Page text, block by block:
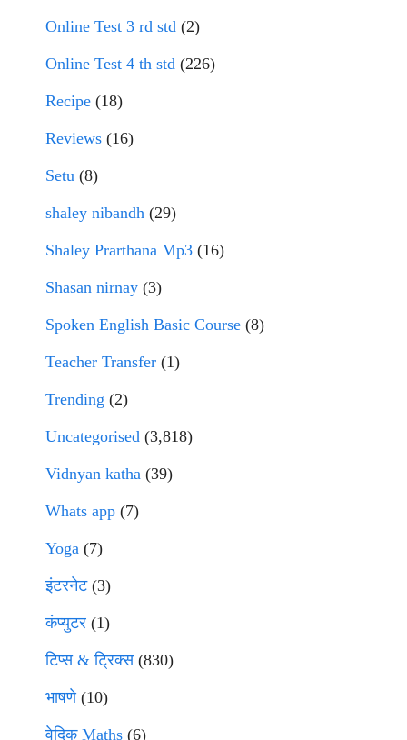
Online Test 3 rd std (2)
Online Test 4 th std (226)
Recipe (18)
Reviews (16)
Setu (8)
shaley nibandh (29)
Shaley Prarthana Mp3 (16)
Shasan nirnay (3)
Spoken English Basic Course (8)
Teacher Transfer (1)
Trending (2)
Uncategorised (3,818)
Vidnyan katha (39)
Whats app (7)
Yoga (7)
इंटरनेट(3)
कंप्युटर (1)
टिप्स & ट्रिक्स(830)
भाषणे(10)
वेदिक Maths (6)